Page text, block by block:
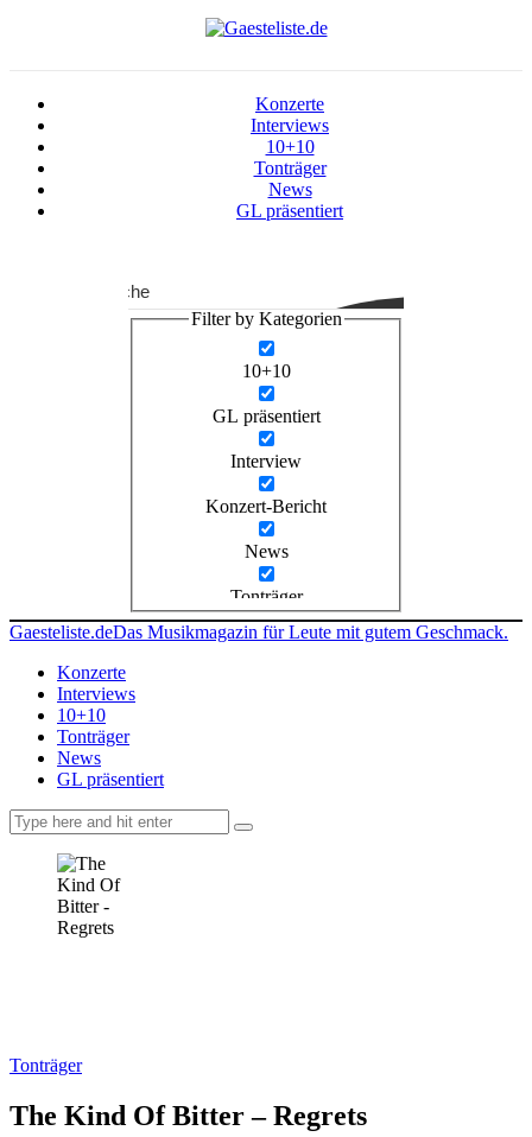
Konzerte
Interviews
10+10
Tonträger
News
GL präsentiert
Suche
Filter by Kategorien
10+10
GL präsentiert
Interview
Konzert-Bericht
News
Tonträger
Gaesteliste.deDas Musikmagazin für Leute mit gutem Geschmack.
Konzerte
Interviews
10+10
Tonträger
News
GL präsentiert
Tonträger
The Kind Of Bitter – Regrets